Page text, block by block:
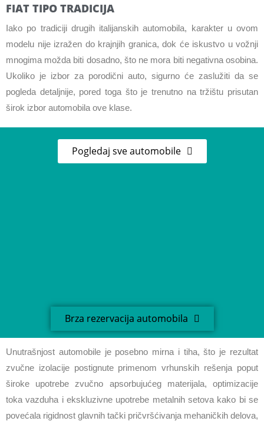
FIAT TIPO TRADICIJA
Iako po tradiciji drugih italijanskih automobila, karakter u ovom
modelu nije izražen do krajnjih granica, dok će iskustvo u vožnji
mnogima možda biti dosadno, što ne mora biti negativna osobina.
Ukoliko je izbor za porodični auto, sigurno će zaslužiti da se
pogleda detaljnije, pored toga što je trenutno na tržištu prisutan
širok izbor automobila ove klase.
Pogledaj sve automobile
Brza rezervacija automobila
Unutrašnjost automobile je posebno mirna i tiha, što je rezultat
zvučne izolacije postignute primenom vrhunskih rešenja poput
široke upotrebe zvučno apsorbujućeg materijala, optimizacije
toka vazduha i ekskluzivne upotrebe metalnih setova kako bi se
povećala rigidnost glavnih tački pričvršćivanja mehaničkih delova,